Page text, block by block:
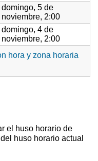
domingo, 5 de
noviembre, 2:00
domingo, 4 de
noviembre, 2:00
hora y zona horaria
el huso horario de
huso horario actual